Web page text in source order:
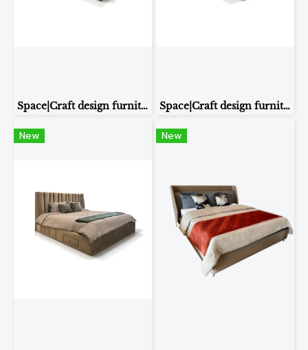
Space|Craft design furniture & living เตียงนอน รุ่น MADONNA Space|Craft design furniture & living เตียงนอน รุ่น ELEGANCE
New New